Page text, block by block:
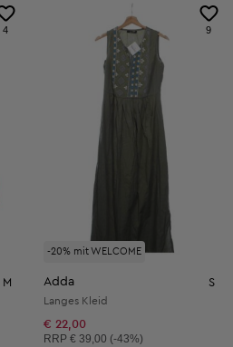
4
M
-20% mit WELCOME
9
Adda S
Langes Kleid
€ 22,00
Unverbindliche Preisempfehlung:
RRP € 39,00 (-43%)